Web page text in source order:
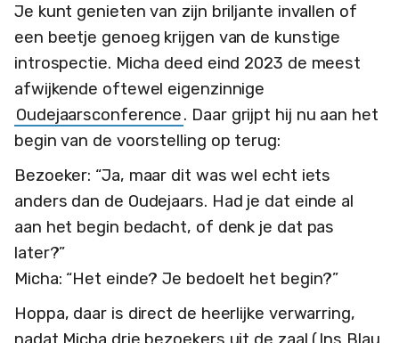
Je kunt genieten van zijn briljante invallen of
een beetje genoeg krijgen van de kunstige
introspectie. Micha deed eind 2023 de meest
afwijkende oftewel eigenzinnige
Oudejaarsconference. Daar grijpt hij nu aan het
begin van de voorstelling op terug:
Bezoeker: “Ja, maar dit was wel echt iets
anders dan de Oudejaars. Had je dat einde al
aan het begin bedacht, of denk je dat pas
later?”
Micha: “Het einde? Je bedoelt het begin?”
Hoppa, daar is direct de heerlijke verwarring,